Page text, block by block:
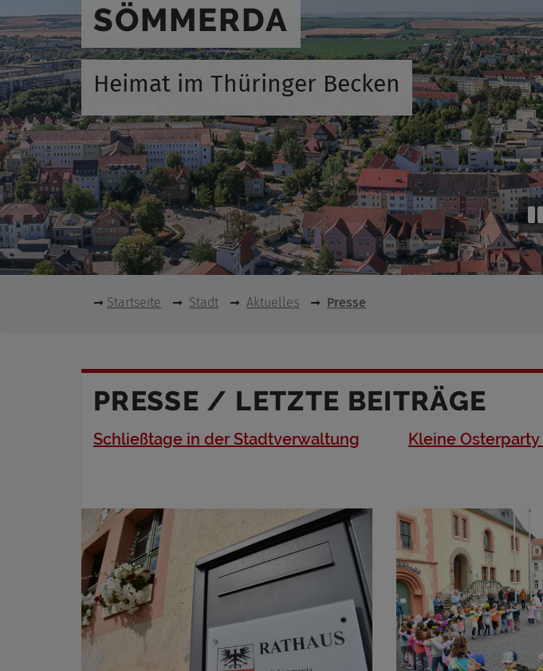
SÖMMERDA
Heimat im Thüringer Becken
Startseite Stadt Aktuelles Presse
PRESSE / LETZTE BEITRÄGE
Schließtage in der Stadtverwaltung Kleine